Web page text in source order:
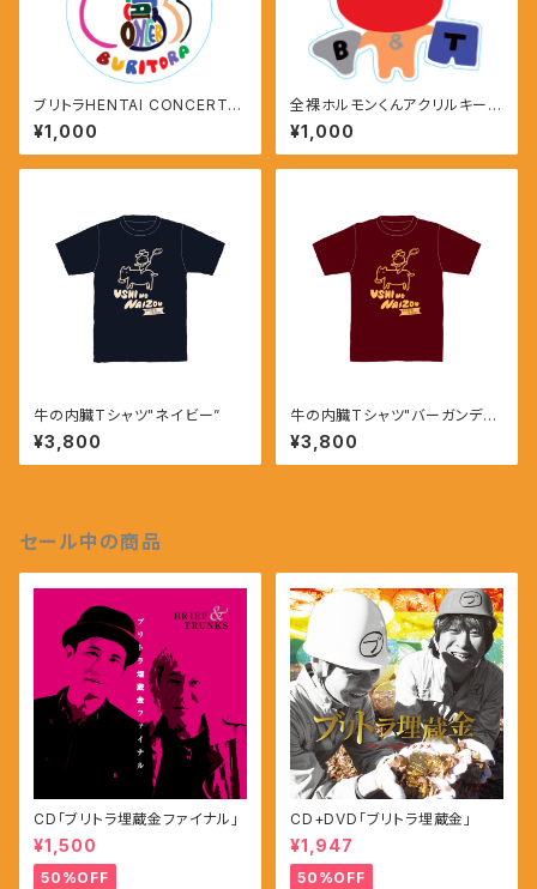
ブリトラHENTAI CONCERTア
クリルキーホルダー
¥1,000
全裸ホルモンくんアクリルキーホ
ルダー
¥1,000
牛の内臓Tシャツ"ネイビー”
¥3,800
牛の内臓Tシャツ"バーガンディ
ー”
¥3,800
セール中の商品
CD「ブリトラ埋蔵金ファイナル」
¥1,500
50%OFF
CD+DVD「ブリトラ埋蔵金」
¥1,947
50%OFF